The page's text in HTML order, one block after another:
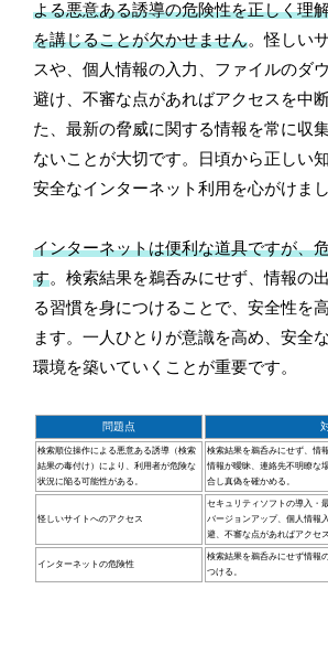
よる悪意ある誘導の危険性を正しく理
を講じることが欠かせません。怪しい
スや、個人情報の入力、ファイルのダ
避け、不審な点があればアクセスを中
た、最新の脅威に関する情報を常に収
ないことが大切です。日頃から正しい
安全なインターネット利用を心がけまし
インターネットは便利な道具ですが、
す。検索結果を鵜呑みにせず、情報の
る習慣を身につけることで、安全性を
ます。一人ひとりが意識を高め、安全
環境を築いていくことが重要です。
問題点
検索順位操作による悪意ある誘導（検索
結果の毒付け）により、利用者が危険な
状況に陥る可能性がある。
検索結果を鵜呑みにせず、情
情報が曖昧、連絡先不明瞭な
合し真偽を確かめる。
怪しいサイトへのアクセス
セキュリティソフトの導入・
バージョンアップ、個人情報
避、不審な点があればアクセス
インターネットの危険性
検索結果を鵜呑みにせず情報
つける。